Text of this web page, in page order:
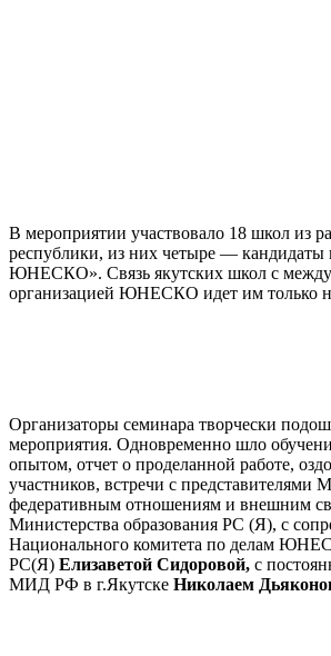
В мероприятии участвовало 18 школ из
республики, из них четыре —
ЮНЕСКО». Связь якутских школ с
организацией ЮНЕСКО идет им только
Организаторы семинара творчески
мероприятия. Одновременно шло
опытом, отчет о проделанной работе,
участников, встречи с представителями
федеративным отношениям и внешним
Министерства образования РС (Я), с
Национального комитета по делам
РС(Я) Елизаветой Сидоровой, с
МИД РФ в г.Якутске Николаем